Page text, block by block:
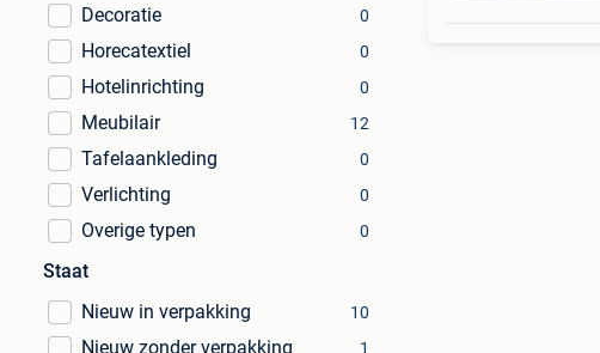
Decoratie 0
Horecatextiel 0
Hotelinrichting 0
Meubilair 12
Tafelaankleding 0
Verlichting 0
Overige typen 0
Staat
Nieuw in verpakking
10
Nieuw zonder verpakking 1